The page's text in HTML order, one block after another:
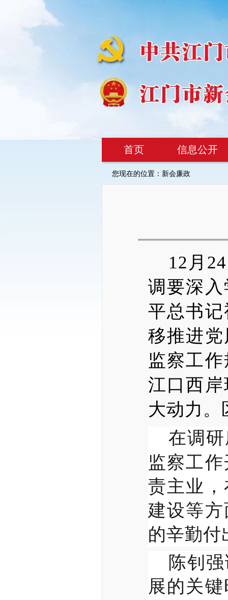
首页 信息公开
您现在的位置： 新会廉政
12月
调要深
平总书
移推进
监察工
江口西
大动力。
在调
监察工
责主业
建设等
的辛勤付
陈钊
展的关